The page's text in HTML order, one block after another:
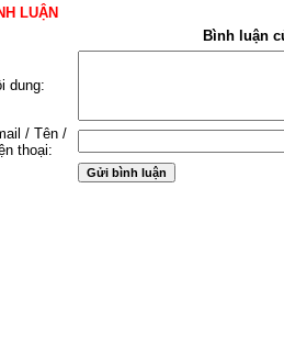
LUẬN
Bình luận
dung:
/ Tên /
thoại: